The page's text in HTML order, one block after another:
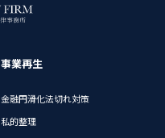
事業再生
金融円滑化法切れ対策
私的整理